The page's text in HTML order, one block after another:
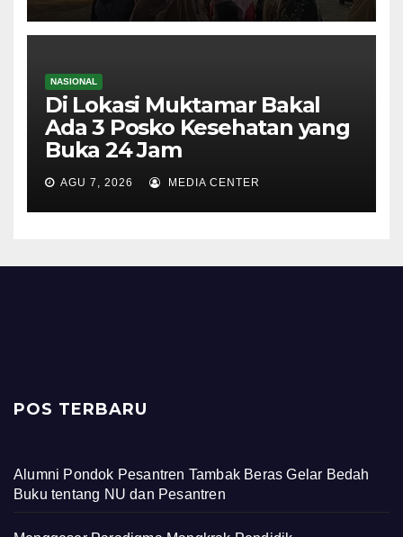
NASIONAL
Di Lokasi Muktamar Bakal
Ada 3 Posko Kesehatan yang
Buka 24 Jam
AGU 7, 2026 MEDIA CENTER
POS TERBARU
Alumni Pondok Pesantren Tambak Beras Gelar Bedah
Buku tentang NU dan Pesantren